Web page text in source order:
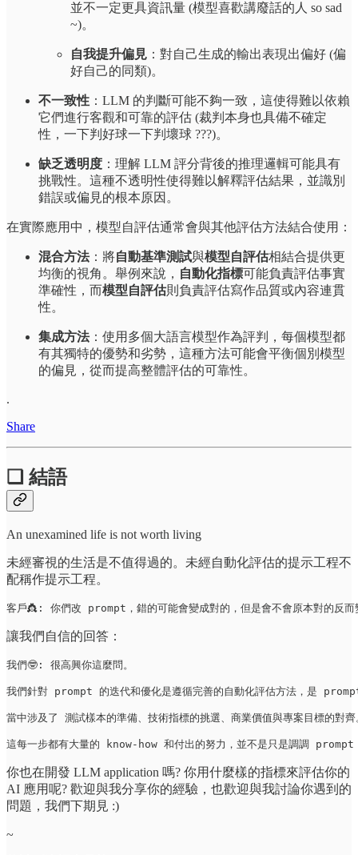
並不一定更具資訊量 (模型喜歡講廢話的人 so sad
~)。
自我提升偏見 ：對自己生成的輸出表現出偏好 (偏
好自己的同類)。
不一致性 ：LLM 的判斷可能不夠一致，這使得難以依賴
它們進行客觀和可靠的評估 (裁判本身也具備不確定
性，一下判好球一下判壞球 ???)。
缺乏透明度 ：理解 LLM 評分背後的推理邏輯可能具有
挑戰性。這種不透明性使得難以解釋評估結果，並識別
錯誤或偏見的根本原因。
在實際應用中，模型自評估通常會與其他評估方法結合使用：
混合方法：將自動基準測試與模型自評估相結合提供更
均衡的視角。舉例來說， 自動化指標可能負責評估事實
準確性，而模型自評估則負責評估寫作品質或內容連貫
性。
集成方法：使用多個大語言模型作為評判，每個模型都
有其獨特的優勢和劣勢，這種方法可能會平衡個別模型
的偏見，從而提高整體評估的可靠性。
.
Share
❏ 結語
An unexamined life is not worth living
未經審視的生活是不值得過的。未經自動化評估的提示工程不
配稱作提示工程。
客戶👸: 你們改 prompt，錯的可能會變成對的，但是會不會原本對的反
讓我們自信的回答：
我們🤓: 很高興你這麼問。
我們針對 prompt 的迭代和優化是遵循完善的自動化評估方法，是
當中涉及了 測試樣本的準備、技術指標的挑選、商業價值與專案目標的對齊
這每一步都有大量的 know-how 和付出的努力，並不是只是調調 prompt
你也在開發 LLM application 嗎? 你用什麼樣的指標來評估你的
AI 應用呢? 歡迎與我分享你的經驗，也歡迎與我討論你遇到的
問題，我們下期見 :)
~